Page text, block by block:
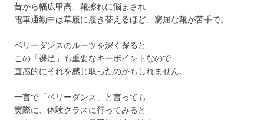
昔から幅広甲高、靴擦れに悩まされ
電車通勤中は草履に履き替えるほど、窮屈な靴が苦手で。
ベリーダンスのルーツを深く探ると
この「裸足」も重要なキーポイントなので
直感的にそれを感じ取ったのかもしれません。
一言で「ベリーダンス」と言っても
実際に、体験クラスに行ってみると